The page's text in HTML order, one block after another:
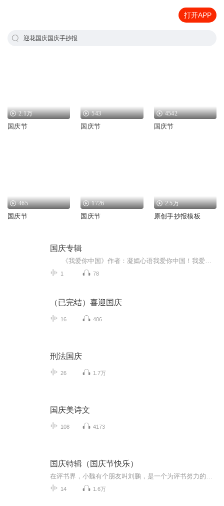
打开APP
迎花国庆国庆手抄报
2.1万
国庆节
543
国庆节
4542
国庆节
465
国庆节
1726
国庆节
2.5万
原创手抄报模板
国庆专辑
1 78
（已完结）喜迎国庆
16 406
刑法国庆
26 1.7万
国庆美诗文
108 4173
国庆特辑（国庆节快乐）
14 1.6万